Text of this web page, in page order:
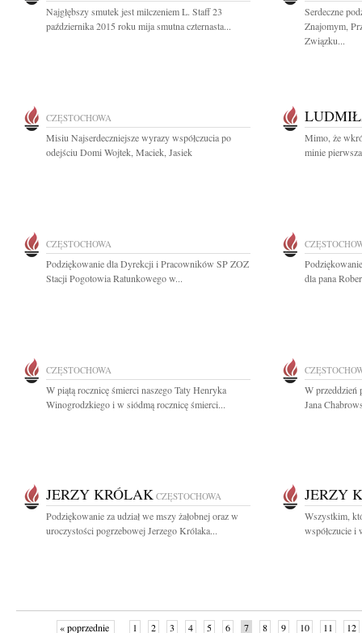
Najgłębszy smutek jest milczeniem L. Staff 23
października 2015 roku mija smutna czternasta...
Serdeczne
Znajomym,
Związku...
CZĘSTOCHOWA
Misiu Najserdeczniejsze wyrazy współczucia po
odejściu Domi Wojtek, Maciek, Jasiek
Mimo, że
minie
CZĘSTOCHOWA
Podziękowanie dla Dyrekcji i Pracowników SP ZOZ
Stacji Pogotowia Ratunkowego w...
dla pana
CZĘSTOCHOWA
W piątą rocznicę śmierci naszego Taty Henryka
Winogrodzkiego i w siódmą rocznicę śmierci...
W przeddzień
Jana
JERZY KRÓLAK CZĘSTOCHOWA
Podziękowanie za udział we mszy żałobnej oraz w
uroczystości pogrzebowej Jerzego Królaka...
JERZY
Wszystkim,
współczucie i
« poprzednie 1 2 3 4 5 6 7 8 9 10 11 12